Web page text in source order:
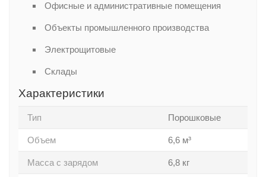
Офисные и административные помещения
Объекты промышленного производства
Электрощитовые
Склады
Характеристики
Тип Порошковые
Объем 6,6 м³
Масса с зарядом 6,8 кг